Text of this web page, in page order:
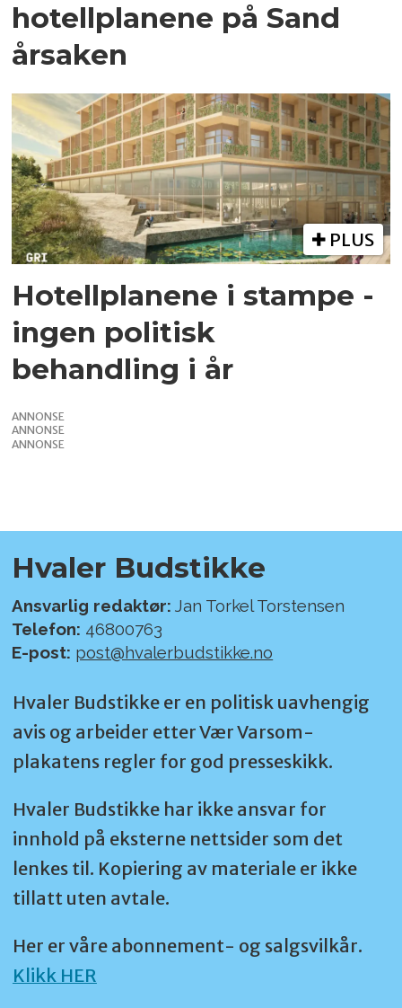
hotellplanene på Sand
årsaken
PLUS
Hotellplanene i stampe -
ingen politisk
behandling i år
ANNONSE
ANNONSE
ANNONSE
Hvaler Budstikke
Ansvarlig redaktør: Jan Torkel Torstensen
Telefon: 46800763
E-post: post@hvalerbudstikke.no
Hvaler Budstikke er en politisk uavhengig
avis og arbeider etter Vær Varsom-
plakatens regler for god presseskikk.
Hvaler Budstikke har ikke ansvar for
innhold på eksterne nettsider som det
lenkes til. Kopiering av materiale er ikke
tillatt uten avtale.
Her er våre abonnement- og salgsvilkår.
Klikk HER